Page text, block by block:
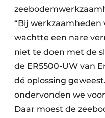
“Bij werkzaamheden
wachtte een nare
niet te doen met de
de ER5500-UW van
dé oplossing
ondervonden we
Daar moest de